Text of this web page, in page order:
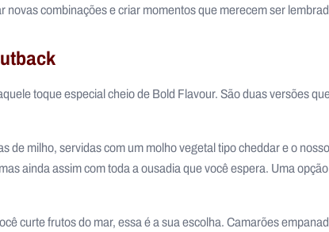
novas combinações e criar momentos que merecem ser
toque especial cheio de Bold Flavour. São duas versões
de milho, servidas com um molho vegetal tipo cheddar e o
ainda assim com toda a ousadia que você espera. Uma
curte frutos do mar, essa é a sua escolha. Camarões